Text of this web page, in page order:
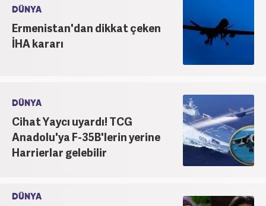
DÜNYA
Ermenistan'dan dikkat çeken
İHA kararı
DÜNYA
Cihat Yaycı uyardı! TCG
Anadolu'ya F-35B'lerin yerine
Harrierlar gelebilir
DÜNYA